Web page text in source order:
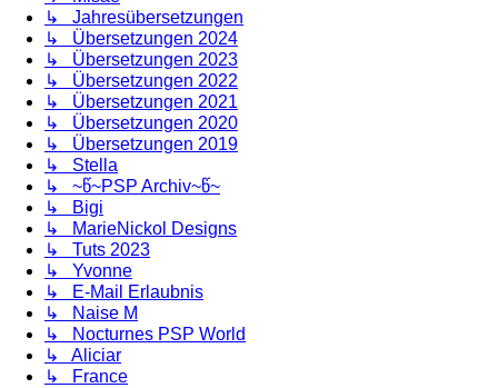
↳ Jahresübersetzungen
↳ Übersetzungen 2024
↳ Übersetzungen 2023
↳ Übersetzungen 2022
↳ Übersetzungen 2021
↳ Übersetzungen 2020
↳ Übersetzungen 2019
↳ Stella
↳ ~წ~PSP Archiv~წ~
↳ Bigi
↳ MarieNickol Designs
↳ Tuts 2023
↳ Yvonne
↳ E-Mail Erlaubnis
↳ Naise M
↳ Nocturnes PSP World
↳ Aliciar
↳ France